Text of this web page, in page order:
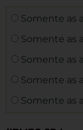
Somente as
Somente as
Somente as
Somente as
Somente as